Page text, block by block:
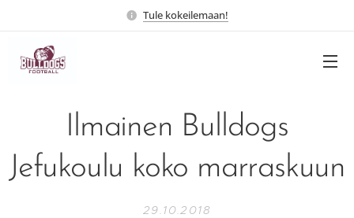
Tule kokeilemaan!
Ilmainen Bulldogs
Jefukoulu koko marraskuun
29.10.2018